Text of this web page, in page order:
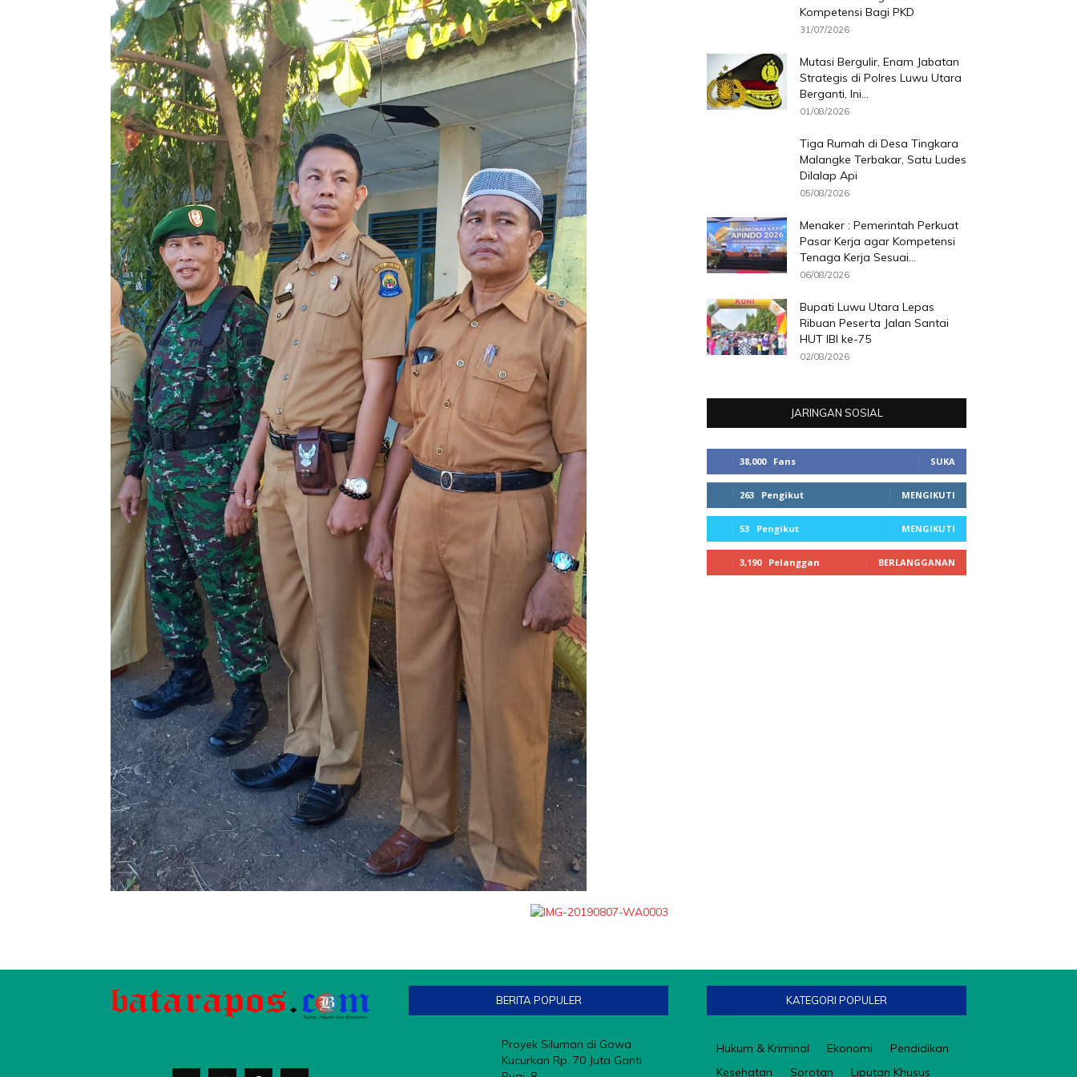
Kompetensi Bagi PKD
31/07/2026
Mutasi Bergulir, Enam Jabatan
Strategis di Polres Luwu Utara
Berganti, Ini...
01/08/2026
Tiga Rumah di Desa Tingkara
Malangke Terbakar, Satu Ludes
Dilalap Api
05/08/2026
Menaker : Pemerintah Perkuat
Pasar Kerja agar Kompetensi
Tenaga Kerja Sesuai...
06/08/2026
Bupati Luwu Utara Lepas
Ribuan Peserta Jalan Santai
HUT IBI ke-75
02/08/2026
JARINGAN SOSIAL
38,000 Fans SUKA
263 Pengikut MENGIKUTI
53 Pengikut MENGIKUTI
3,190 Pelanggan BERLANGGANAN
BERITA POPULER
Proyek Siluman di Gowa
Kucurkan Rp. 70 Juta Ganti
KATEGORI POPULER
Hukum & Kriminal Ekonomi
Pendidikan
Kesehatan
Sorotan Liputan Khusus